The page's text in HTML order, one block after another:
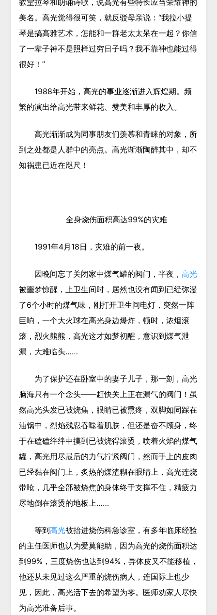
教堂拉琴和朗诵诗歌，说高光有些特长应当荣耀神的
美名。高光觉得很可笑，就反驳母亲说：“我拉小提
琴是搞高雅艺术，怎能和一群老太太呆在一起？你信
了一辈子神不是照样过穷日子吗？我不靠神也能过得
很好！”
1988年开始，高光的事业逐渐进入辉煌期。频
繁的演出给高光带来鲜花、赞美和丰厚的收入。
高光渐渐成为同事朋友们羡慕和青睐的对象，所
到之处都是人群中的亮点。高光渐渐陶醉其中，却不
知祸患已近在咫尺！
全身烧伤面积高达99%的灾难
1991年4月18日，灾难的前一夜。
因晚间忘了关闭家中煤气罐的阀门，半夜， 高光
被噩梦惊醒，上卫生间时，居然也没有闻到已经弥漫
了6个小时的煤气味，刚打开卫生间电灯，突然一阵
巨响，一个大火球在高光身边爆炸，顿时，浓烟滚
滚，烈火熊熊，高光这才如梦初醒，意识到煤气泄
漏，大难临头……
为了保护还在卧室中的妻子儿子，那一刻，高光
脑海只有一个念头——赶快关上正在漏气的阀门！虽
然高光头发已被烧焦，眼睛已被熏疼，双脚如同踩在
油锅中，烈焰残忍吞噬着肌肤，但还是奋不顾身，终
于在磕磕绊绊中摸到已被烧得滚烫，喷着火焰的煤气
罐，高光用尽最后的力气拧紧阀门，然而手上的皮肉
已经黏在阀门上，炙热的煤渣糊在眼睛上，高光连烧
带呛，几乎全部被烧焦的身体终于支撑不住，精疲力
尽地倒在滚烫的地板上……
等到高光被抬进烧伤科急诊室，有多年临床经验
的主任医师也认为爱莫能助，因为高光的烧伤面积达
到99%，三度烧伤也达到94%，异体皮又不能移植，
他还从未见过这么严重的烧伤病人，连国际上也少
见，因此，高光活下去的希望为零。医师劝家人尽快
为高光准备后事。